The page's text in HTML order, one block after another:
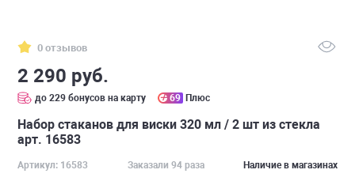
0 отзывов
2 290 руб.
до 229 бонусов на карту 69 Плюс
Набор стаканов для виски 320 мл / 2 шт из стекла
арт. 16583
Артикул: 16583 Заказали 94 раза Наличие в магазинах